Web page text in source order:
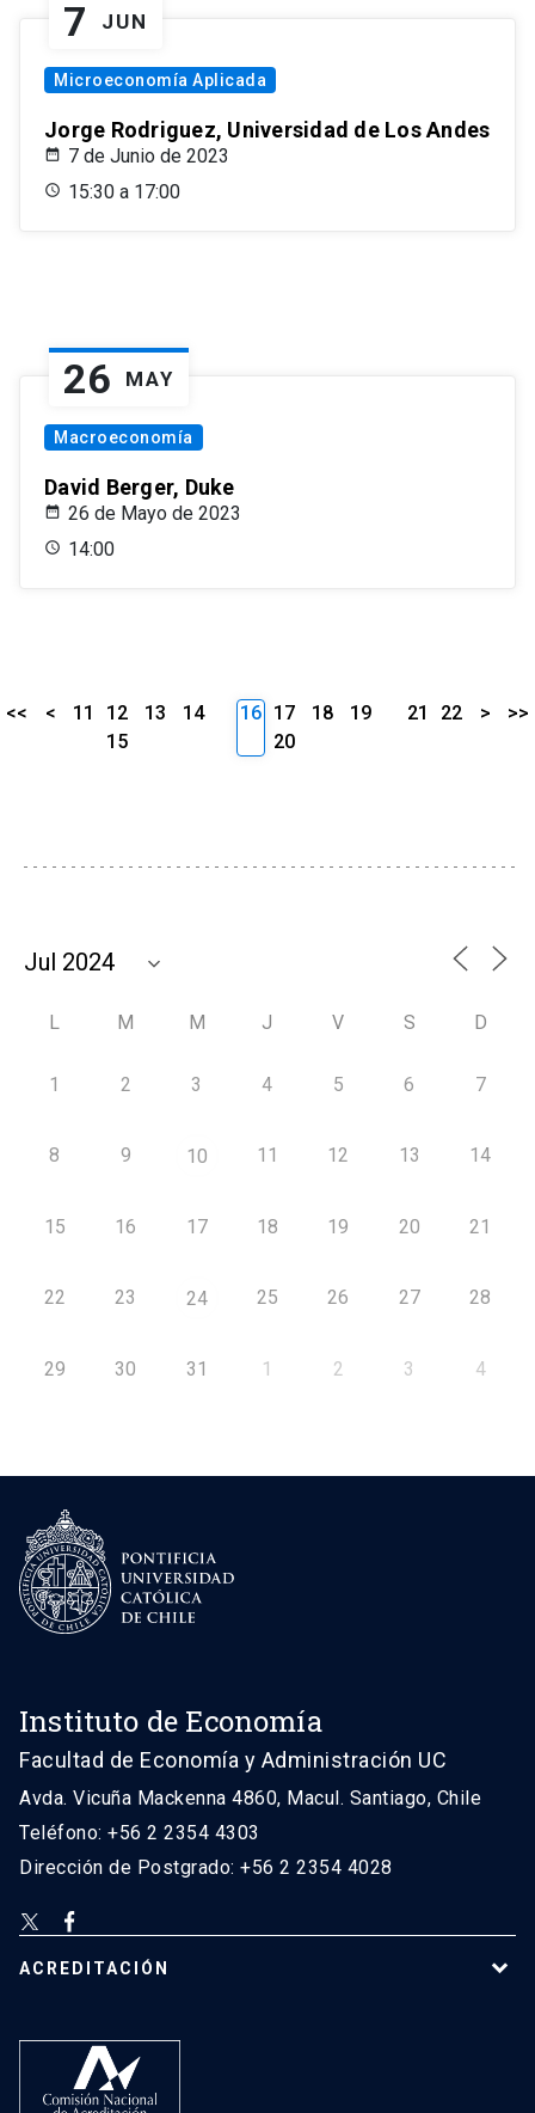
7 JUN
Microeconomía Aplicada
Jorge Rodriguez, Universidad de Los Andes
7 de Junio de 2023
15:30 a 17:00
26 MAY
Macroeconomía
David Berger, Duke
26 de Mayo de 2023
14:00
<< < 11 12 13
14
15
16 17 18
19
20
21 22 > >>
L M M J V S D
1 2 3 4 5 6 7
8 9 10 11 12 13 14
15 16 17 18 19 20 21
22 23 24 25 26 27 28
29 30 31 1 2 3 4
Instituto de Economía
Facultad de Economía y Administración UC
Avda. Vicuña Mackenna 4860, Macul. Santiago, Chile
Teléfono: +56 2 2354 4303
Dirección de Postgrado: +56 2 2354 4028
ACREDITACIÓN